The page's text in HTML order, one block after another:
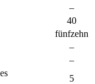
–
40
fünfzehn
–
–
5